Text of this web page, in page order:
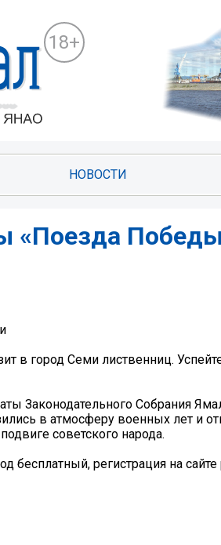
18+
НОВОСТИ
«Поезда
в город Семи лиственниц.
Законодательного Собрания
в атмосферу военных лет и
советского народа.
бесплатный, регистрация на